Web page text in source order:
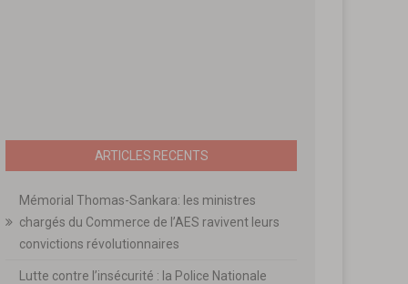
ARTICLES RECENTS
Mémorial Thomas-Sankara: les ministres
chargés du Commerce de l’AES ravivent leurs
convictions révolutionnaires
Lutte contre l’insécurité : la Police Nationale